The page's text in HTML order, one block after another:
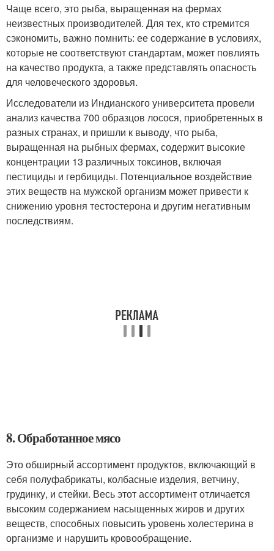
Чаще всего, это рыба, выращенная на фермах
неизвестных производителей. Для тех, кто стремится
сэкономить, важно помнить: ее содержание в условиях,
которые не соответствуют стандартам, может повлиять
на качество продукта, а также представлять опасность
для человеческого здоровья.
Исследователи из Индианского университета провели
анализ качества 700 образцов лосося, приобретенных в
разных странах, и пришли к выводу, что рыба,
выращенная на рыбных фермах, содержит высокие
концентрации 13 различных токсинов, включая
пестициды и гербициды. Потенциальное воздействие
этих веществ на мужской организм может привести к
снижению уровня тестостерона и другим негативным
последствиям.
8. Обработанное мясо
Это обширный ассортимент продуктов, включающий в
себя полуфабрикаты, колбасные изделия, ветчину,
грудинку, и стейки. Весь этот ассортимент отличается
высоким содержанием насыщенных жиров и других
веществ, способных повысить уровень холестерина в
организме и нарушить кровообращение.